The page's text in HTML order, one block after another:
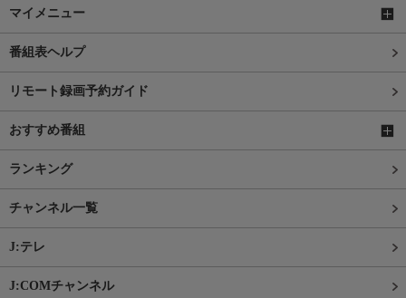
マイメニュー
番組表ヘルプ
リモート録画予約ガイド
おすすめ番組
ランキング
チャンネル一覧
J:テレ
J:COMチャンネル